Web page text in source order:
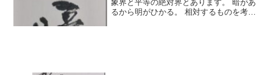
象界と平等の絶対界とあります。 暗があ
るから明がひかる。 相対するものを考え